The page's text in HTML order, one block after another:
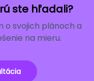
ste hľadali?
o svojich plánoch a
na mieru.